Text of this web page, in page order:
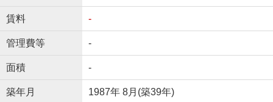
賃料 -
管理費等 -
面積 -
築年月 1987年 8月(築39年)